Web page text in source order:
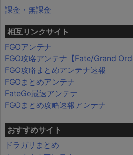
課金・無課金
相互リンクサイト
FGOアンテナ
FGO攻略アンテナ【Fate/Grand
FGO攻略まとめアンテナ速報
FGOまとめアンテナ
FateGo最速アンテナ
FGOまとめ攻略速報アンテナ
おすすめサイト
ドラガリまとめ